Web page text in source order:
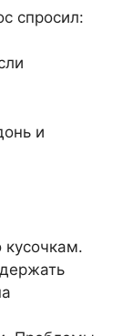
спросил:
и
кусочкам.